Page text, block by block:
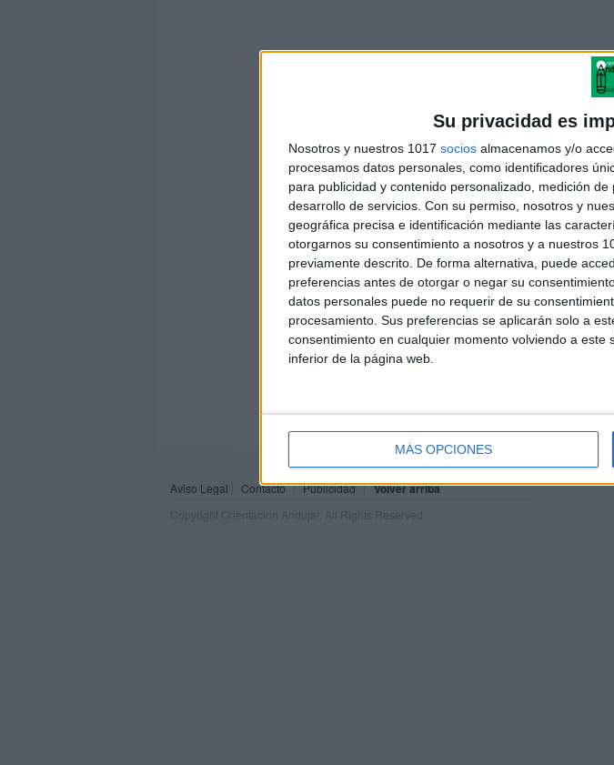
Su privacidad es
Nosotros y nuestros 1017 socios almacenamos y/o
procesamos datos personales, como identificadores
para publicidad y contenido personalizado, medición
desarrollo de servicios. Con su permiso, nosotros y
geográfica precisa e identificación mediante las
otorgarnos su consentimiento a nosotros y a nuestros
previamente descrito. De forma alternativa, puede
preferencias antes de otorgar o negar su
datos personales puede no requerir de su
procesamiento. Sus preferencias se aplicarán solo a
consentimiento en cualquier momento volviendo a
inferior de la página web.
MÁS OPCIONES
Aviso Legal Contacto Publicidad Volver arriba
Copyright Orientacion Andujar. All Rights Reserved